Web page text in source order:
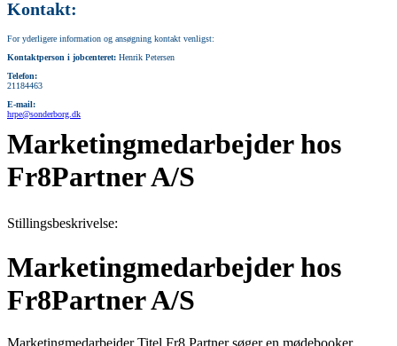
Kontakt:
For yderligere information og ansøgning kontakt venligst:
Kontaktperson i jobcenteret: Henrik Petersen
Telefon:
21184463
E-mail:
hrpe@sonderborg.dk
Marketingmedarbejder hos
Fr8Partner A/S
Stillingsbeskrivelse:
Marketingmedarbejder hos
Fr8Partner A/S
Marketingmedarbejder Titel Fr8 Partner søger en mødebooker.